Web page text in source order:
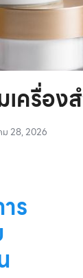
ครื่อง
ม 28, 2026
ร